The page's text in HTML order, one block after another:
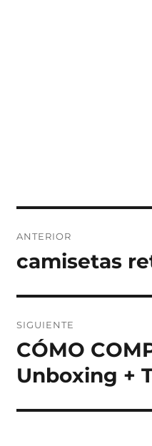
de
ANTERIOR
Entrada
camisetas
SIGUIENTE
Entrada
siguiente:
CÓMO
Unboxing +